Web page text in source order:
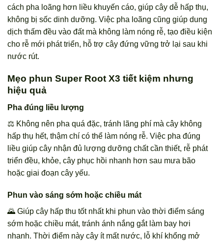
cách pha loãng hơn liều khuyến cáo, giúp cây dễ hấp thụ,
không bị sốc dinh dưỡng. Việc pha loãng cũng giúp dung
dịch thấm đều vào đất mà không làm nóng rễ, tạo điều kiện
cho rễ mới phát triển, hỗ trợ cây đứng vững trở lại sau khi
nước rút.
Mẹo phun Super Root X3 tiết kiệm nhưng
hiệu quả
Pha đúng liều lượng
⚖️ Không nên pha quá đặc, tránh lãng phí mà cây không
hấp thụ hết, thậm chí có thể làm nóng rễ. Việc pha đúng
liều giúp cây nhận đủ lượng dưỡng chất cần thiết, rễ phát
triển đều, khỏe, cây phục hồi nhanh hơn sau mưa bão
hoặc giai đoạn cây yếu.
Phun vào sáng sớm hoặc chiều mát
🌄 Giúp cây hấp thu tốt nhất khi phun vào thời điểm sáng
sớm hoặc chiều mát, tránh ánh nắng gắt làm bay hơi
nhanh. Thời điểm này cây ít mất nước, lỗ khí khổng mở